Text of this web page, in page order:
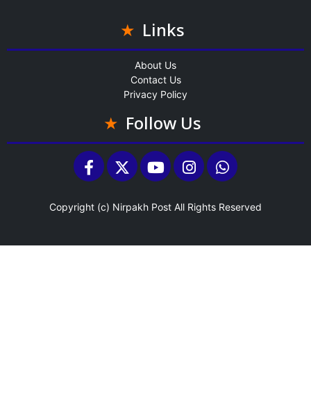
Links
About Us
Contact Us
Privacy Policy
Follow Us
Copyright (c) Nirpakh Post All Rights Reserved